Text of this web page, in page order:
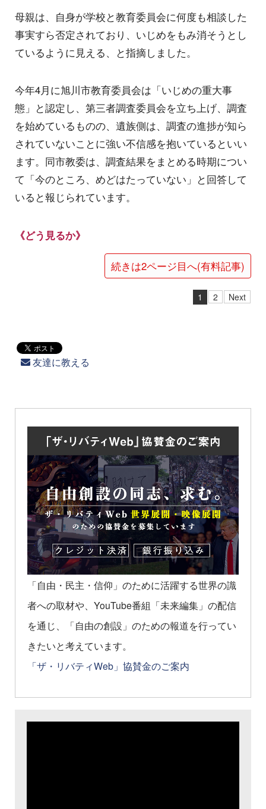
母親は、自身が学校と教育委員会に何度も相談した
事実すら否定されており、いじめをもみ消そうとし
ているように見える、と指摘しました。
今年4月に旭川市教育委員会は「いじめの重大事
態」と認定し、第三者調査委員会を立ち上げ、調査
を始めているものの、遺族側は、調査の進捗が知ら
されていないことに強い不信感を抱いているといい
ます。同市教委は、調査結果をまとめる時期につい
て「今のところ、めどはたっていない」と回答して
いると報じられています。
《どう見るか》
続きは2ページ目へ(有料記事)
1 2 Next
友達に教える
「自由・民主・信仰」のために活躍する世界の識
者への取材や、YouTube番組「未来編集」の配信
を通じ、「自由の創設」のための報道を行ってい
きたいと考えています。
「ザ・リバティWeb」協賛金のご案内